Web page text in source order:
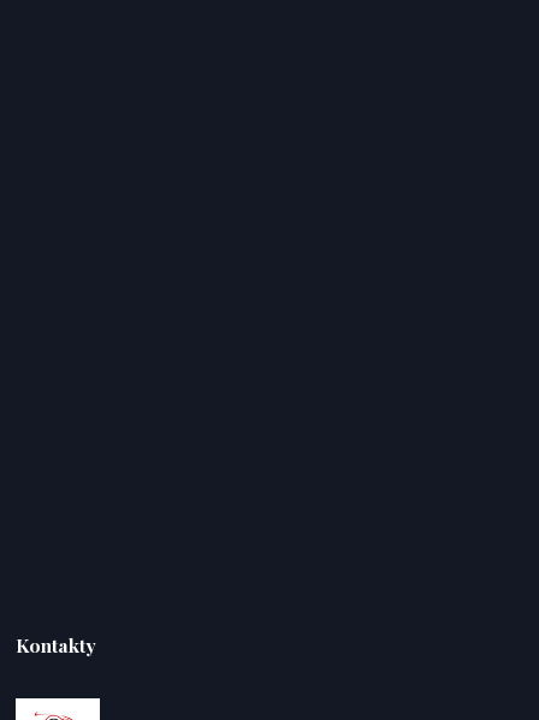
Kontakty